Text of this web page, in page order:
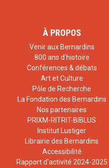
À PROPOS
Venir aux Bernardins
800 ans d'histoire
Conférences & débats
Art et Culture
Pôle de Recherche
La Fondation des Bernardins
Nos partenaires
PRIXM-RITRIT-BIBLUS
Institut Lustiger
Librairie des Bernardins
Accessibilité
Rapport d'activité 2024-2025